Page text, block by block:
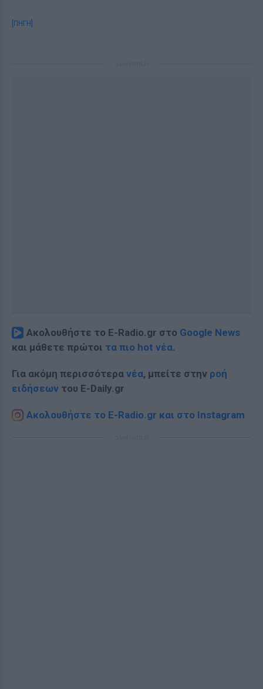
[ΠΗΓΗ]
Ακολουθήστε το E-Radio.gr στο Google News
και μάθετε πρώτοι τα πιο hot νέα.
Για ακόμη περισσότερα νέα, μπείτε στην ροή
ειδήσεων του E-Daily.gr
Ακολουθήστε το E-Radio.gr και στο Instagram